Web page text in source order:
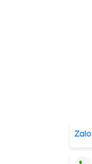
gọi